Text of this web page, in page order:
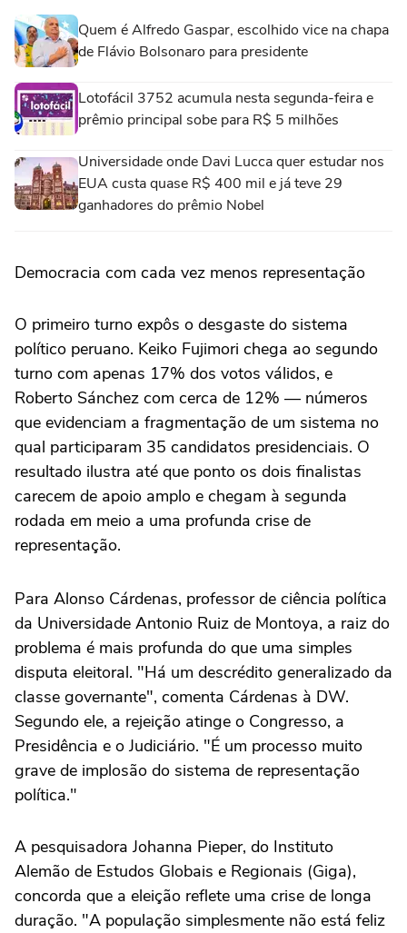
Quem é Alfredo Gaspar, escolhido vice na chapa
de Flávio Bolsonaro para presidente
Lotofácil 3752 acumula nesta segunda-feira e
prêmio principal sobe para R$ 5 milhões
Universidade onde Davi Lucca quer estudar nos
EUA custa quase R$ 400 mil e já teve 29
ganhadores do prêmio Nobel
Democracia com cada vez menos representação
O primeiro turno expôs o desgaste do sistema
político peruano. Keiko Fujimori chega ao segundo
turno com apenas 17% dos votos válidos, e
Roberto Sánchez com cerca de 12% — números
que evidenciam a fragmentação de um sistema no
qual participaram 35 candidatos presidenciais. O
resultado ilustra até que ponto os dois finalistas
carecem de apoio amplo e chegam à segunda
rodada em meio a uma profunda crise de
representação.
Para Alonso Cárdenas, professor de ciência política
da Universidade Antonio Ruiz de Montoya, a raiz do
problema é mais profunda do que uma simples
disputa eleitoral. "Há um descrédito generalizado da
classe governante", comenta Cárdenas à DW.
Segundo ele, a rejeição atinge o Congresso, a
Presidência e o Judiciário. "É um processo muito
grave de implosão do sistema de representação
política."
A pesquisadora Johanna Pieper, do Instituto
Alemão de Estudos Globais e Regionais (Giga),
concorda que a eleição reflete uma crise de longa
duração. "A população simplesmente não está feliz